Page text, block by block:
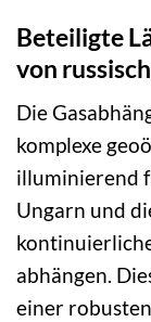
Beteiligte
von
Die
komplexe
illuminierend
Ungarn und
abhängen.
einer